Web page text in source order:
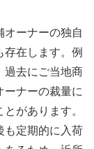
オーナーの独自
在します。例
過去にご当地商
ーナーの裁量に
があります。
も定期的に入荷